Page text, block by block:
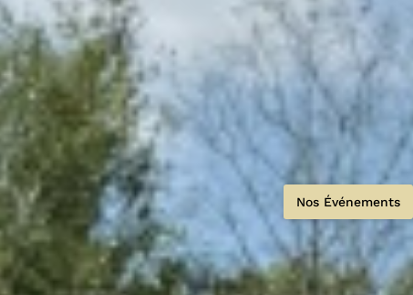
Nos Événements